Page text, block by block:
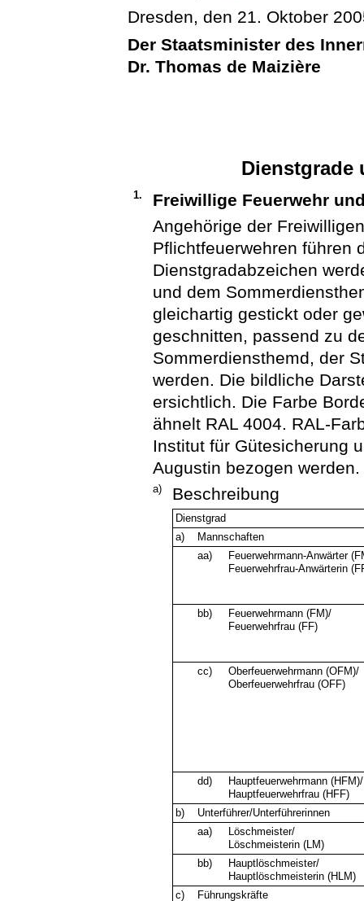
Dresden, den 21. Oktober
Der Staatsminister des
Dr. Thomas de Maizière
Dienstgrade
1.
Freiwillige Feuerwehr
Angehörige der
Pflichtfeuerwehren führen
Dienstgradabzeichen
und dem
gleichartig gestickt oder
geschnitten, passend zu
Sommerdiensthemd, der
werden. Die bildliche
ersichtlich. Die Farbe
ähnelt RAL 4004. RAL-
Institut für Gütesicherung
Augustin bezogen werden.
a) Beschreibung
Dienstgrad
a)
Mannschaften
aa)
Feuerwehrmann-Anwärter
Feuerwehrfrau-Anwärterin
bb)
Feuerwehrmann (FM)/
Feuerwehrfrau (FF)
cc)
Oberfeuerwehrmann (OFM)/
Oberfeuerwehrfrau (OFF)
dd)
Hauptfeuerwehrmann (HFM)/
Hauptfeuerwehrfrau (HFF)
b)
Unterführer/Unterführerinnen
aa)
Löschmeister/
Löschmeisterin (LM)
bb)
Hauptlöschmeister/
Hauptlöschmeisterin (HLM)
c)
Führungskräfte